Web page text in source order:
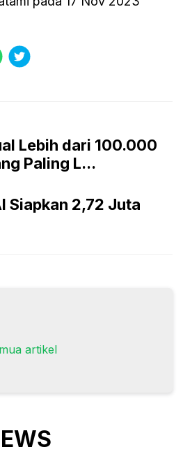
Lebih dari 100.000
Paling L...
Siapkan 2,72 Juta
artikel